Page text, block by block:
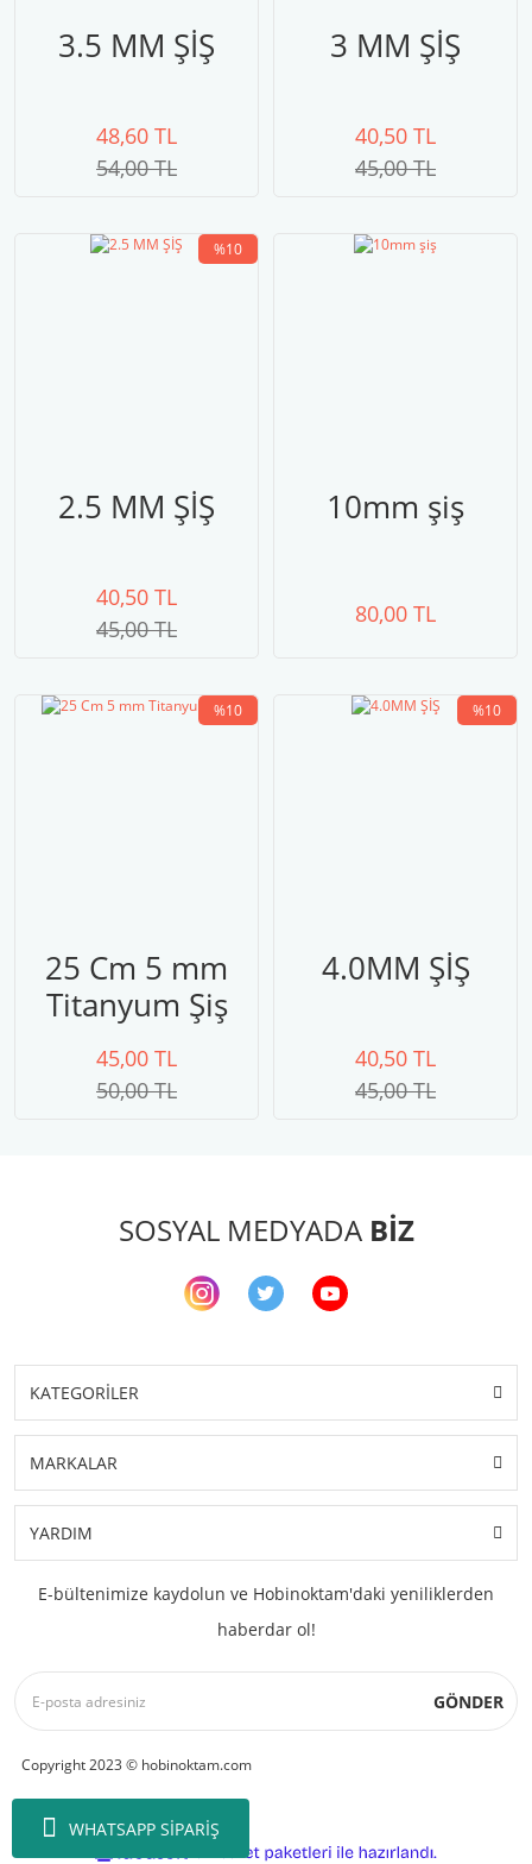
WHATSAPP SİPARİŞ
3.5 MM ŞİŞ
48,60 TL
54,00 TL
3 MM ŞİŞ
40,50 TL
45,00 TL
%10
2.5 MM ŞİŞ
40,50 TL
45,00 TL
10mm şiş
80,00 TL
%10
25 Cm 5 mm
Titanyum Şiş
45,00 TL
50,00 TL
%10
4.0MM ŞİŞ
40,50 TL
45,00 TL
SOSYAL MEDYADA BİZ
KATEGORİLER
MARKALAR
YARDIM
E-bültenimize kaydolun ve Hobinoktam'daki yeniliklerden
haberdar ol!
GÖNDER
Copyright 2023 © hobinoktam.com
e-